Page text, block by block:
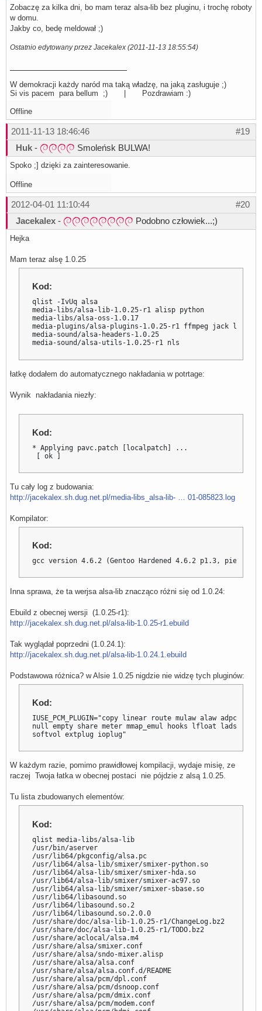
Zobaczę za kilka dni, bo mam teraz alsa-lib bez pluginu, i trochę roboty
w domu.
Jakby co, bedę meldował ;)
Ostatnio edytowany przez Jacekalex (2011-11-13 18:55:54)
W demokracji każdy naród ma taką władzę, na jaką zasługuje ;)
Si vis pacem para bellum ;) | Pozdrawiam :)
Offline
#19
2011-11-13 18:46:46
Huk - Smoleńsk BULWA!
Spoko ;] dzięki za zainteresowanie.
Offline
#20
2012-04-01 11:10:44
Jacekalex - Podobno człowiek...;)
Hejka
Mam teraz alsę 1.0.25
Kod:
qlist -IvUq alsa
media-libs/alsa-lib-1.0.25-r1 alisp python
media-libs/alsa-oss-1.0.17
media-plugins/alsa-plugins-1.0.25-r1 ffmpeg jack
media-sound/alsa-headers-1.0.25
media-sound/alsa-utils-1.0.25-r1 nls
łatkę dodałem do automatycznego nakładania w potrtage:
Wynik nakładania niezły:
Kod:
* Applying pavc.patch [localpatch] ...
[ ok ]
Tu cały log z budowania:
http://jacekalex.sh.dug.net.pl/media-libs_alsa-lib- … 01-085823.log
Kompilator:
Kod:
gcc version 4.6.2 (Gentoo Hardened 4.6.2 p1.3, pie-
Inna sprawa, że ta werjsa alsa-lib znacząco różni się od 1.0.24:
Ebuild z obecnej wersji (1.0.25-r1):
http://jacekalex.sh.dug.net.pl/alsa-lib-1.0.25-r1.ebuild
Tak wyglądał poprzedni (1.0.24.1):
http://jacekalex.sh.dug.net.pl/alsa-lib-1.0.24.1.ebuild
Podstawowa różnica? w Alsie 1.0.25 nigdzie nie widzę tych pluginów:
Kod:
IUSE_PCM_PLUGIN="copy linear route mulaw alaw adpcm
null empty share meter mmap_emul hooks lfloat ladspa
softvol extplug ioplug"
W każdym razie, pomimo prawidłowej kompilacji, wydaje misię, ze
raczej Twoja łatka w obecnej postaci nie pójdzie z alsą 1.0.25.
Tu lista zbudowanych elementów:
Kod:
qlist media-libs/alsa-lib
/usr/bin/aserver
/usr/lib64/pkgconfig/alsa.pc
/usr/lib64/alsa-lib/smixer/smixer-python.so
/usr/lib64/alsa-lib/smixer/smixer-hda.so
/usr/lib64/alsa-lib/smixer/smixer-ac97.so
/usr/lib64/alsa-lib/smixer/smixer-sbase.so
/usr/lib64/libasound.so
/usr/lib64/libasound.so.2
/usr/lib64/libasound.so.2.0.0
/usr/share/doc/alsa-lib-1.0.25-r1/ChangeLog.bz2
/usr/share/doc/alsa-lib-1.0.25-r1/TODO.bz2
/usr/share/aclocal/alsa.m4
/usr/share/alsa/smixer.conf
/usr/share/alsa/sndo-mixer.alisp
/usr/share/alsa/alsa.conf
/usr/share/alsa/alsa.conf.d/README
/usr/share/alsa/pcm/dpl.conf
/usr/share/alsa/pcm/dsnoop.conf
/usr/share/alsa/pcm/dmix.conf
/usr/share/alsa/pcm/modem.conf